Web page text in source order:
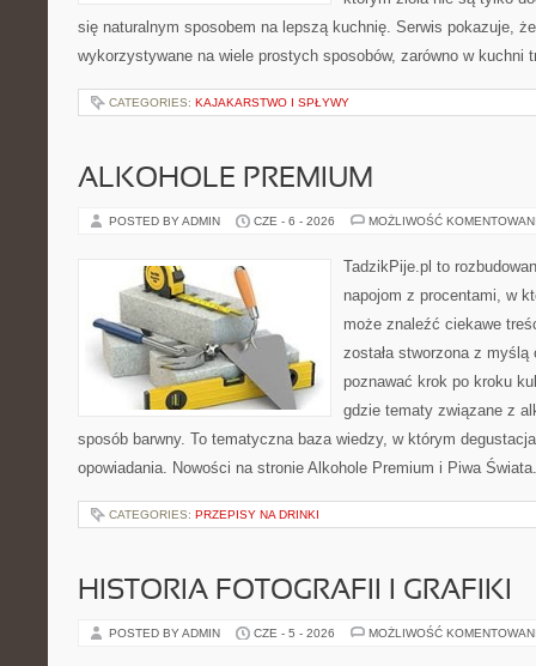
się naturalnym sposobem na lepszą kuchnię. Serwis pokazuje,
wykorzystywane na wiele prostych sposobów, zarówno w
CATEGORIES: KAJAKARSTWO I SPŁYWY
ALKOHOLE PREMIUM
POSTED BY ADMIN CZE - 6 - 2026 MOŻLIWOŚĆ
TadzikPije.pl to
napojom z procentami, w
może znaleźć ciekawe
została stworzona z
poznawać krok po kroku
gdzie tematy związane z
sposób barwny. To tematyczna baza wiedzy, w którym
opowiadania. Nowości na stronie Alkohole Premium i Piwa
CATEGORIES: PRZEPISY NA DRINKI
HISTORIA FOTOGRAFII I GRAFIKI
POSTED BY ADMIN CZE - 5 - 2026 MOŻLIWOŚĆ